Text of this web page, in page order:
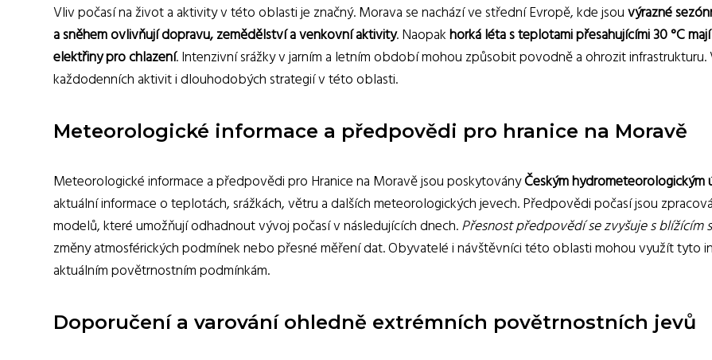
Vliv počasí na život a aktivity v této oblasti je značný. Morava se nachází ve střední Evropě, kde jsouvýrazné
a sněhem ovlivňují dopravu, zemědělství a venkovní aktivity. Naopakhorká léta s teplotami přesahujícími 30 °C
elektřiny pro chlazení. Intenzivní srážky v jarním a letním období mohou způsobit povodně a ohrozit
každodenních aktivit i dlouhodobých strategií v této oblasti.
Meteorologické informace a předpovědi pro hranice na Moravě
Meteorologické informace a předpovědi pro Hranice na Moravě jsou poskytoványČeským hydrometeorologickým
aktuální informace o teplotách, srážkách, větru a dalších meteorologických jevech. Předpovědi počasí jsou
modelů, které umožňují odhadnout vývoj počasí v následujících dnech.Přesnost předpovědí se zvyšuje s blížícím
změny atmosférických podmínek nebo přesné měření dat. Obyvatelé i návštěvníci této oblasti mohou využít tyto
aktuálním povětrnostním podmínkám.
Doporučení a varování ohledně extrémních povětrnostních jevů